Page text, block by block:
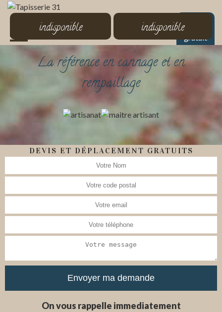
Devis
gratuit
indisponible indisponible
La référence en cannage et en
rempaillage
DEVIS ET DÉPLACEMENT GRATUITS
On vous rappelle immediatement